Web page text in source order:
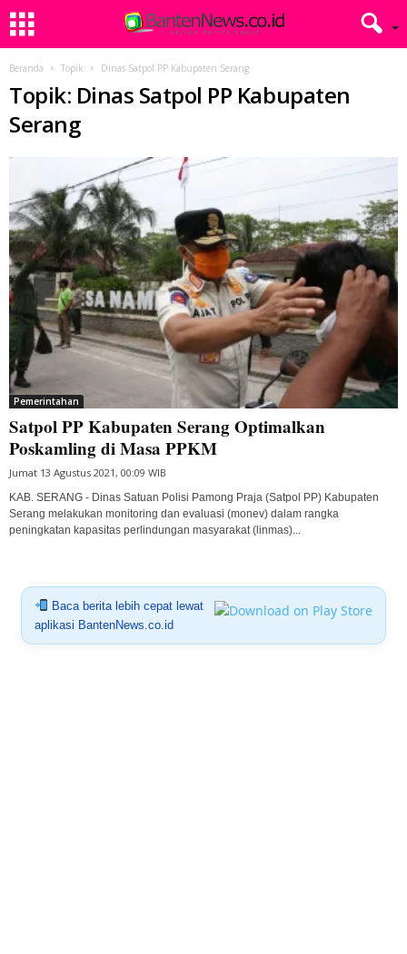
Beranda Topik Dinas Satpol PP Kabupaten Serang
Topik: Dinas Satpol PP Kabupaten
Serang
Pemerintahan
Satpol PP Kabupaten Serang Optimalkan
Poskamling di Masa PPKM
Jumat 13 Agustus 2021, 00:09 WIB
KAB. SERANG - Dinas Satuan Polisi Pamong Praja (Satpol PP) Kabupaten
Serang melakukan monitoring dan evaluasi (monev) dalam rangka
peningkatan kapasitas perlindungan masyarakat (linmas)...
Baca berita lebih cepat lewat
aplikasi BantenNews.co.id